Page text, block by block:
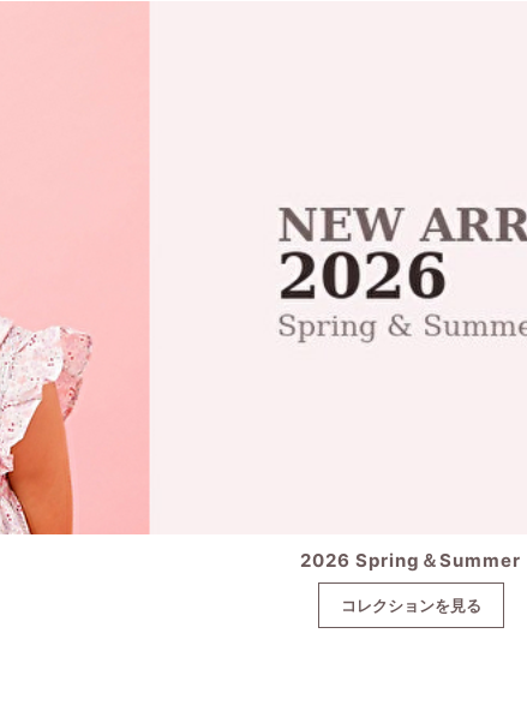
2026 Spring＆Summer
コレクションを見る